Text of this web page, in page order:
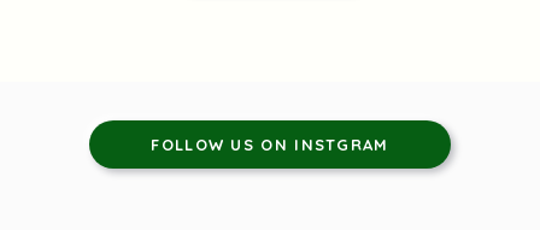
FOLLOW US ON INSTGRAM